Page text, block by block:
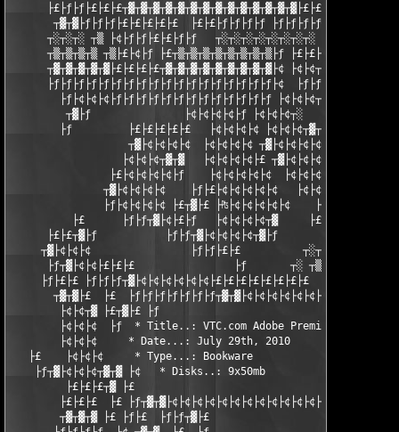
┬▓┬▓├ƒ├ƒ├ƒ├£├£├£├£├£  ├£├£├ƒ├ƒ├ƒ├ƒ
┬░┬░┬░ ┬▒ ├¢├ƒ├ƒ├£├£├ƒ├ƒ   ┬░┬░┬░┬░┬░┬░┬░┬░
┬▒┬▒┬▒┬▒ ┬▒├£├¢├ƒ ├£┬▒┬▒┬▒┬▒┬▒┬▒┬▒┬▒├ƒ ├£├£├£ ├ƒ┬▒┬▒┬▒
┬▓┬▓┬▓┬▓┬▓├£├£├£├£┬▓┬▓┬▓┬▓┬▓┬▓┬▓┬▓┬▓├¢ ├¢├¢┬▓┬▓┬▓
├ƒ├ƒ├ƒ├ƒ├ƒ├ƒ├ƒ├ƒ├ƒ├ƒ├ƒ├ƒ├ƒ├ƒ├ƒ├ƒ├ƒ├ƒ├¢  ├ƒ├ƒ├ƒ
├ƒ├¢├¢├¢├ƒ├ƒ├ƒ├ƒ├ƒ├ƒ├ƒ├ƒ├ƒ├ƒ├ƒ├ƒ├ƒ ├¢├¢├¢┬▓┬▓├ƒ ├£┬▓
┬▓├ƒ               ├¢├¢├¢├¢├ƒ ├¢├¢├¢┬░      ├£┬▓├¢
├ƒ         ├£├£├£├£├£   ├¢├¢├¢├¢ ├¢├¢├¢┬▓┬▓
┬▓├¢├¢├¢├¢  ├¢├¢├¢├¢ ┬▓├¢├¢├¢├¢┬░ ├£┬▓├£
├¢├¢├¢┬▓┬▓   ├¢├¢├¢├¢├£ ┬▓├¢├¢├¢┬▓  ├ƒ
├£├¢├¢├¢├¢├ƒ    ├¢├¢├¢├¢├¢  ├¢├¢├¢├¢├¢ ├£├¢├ƒ
┬▓├¢├¢├¢├¢    ├ƒ├£├¢├¢├¢├¢├¢   ├¢├¢├¢┬▓┬▓├ƒ
├ƒ├¢├¢├¢├¢ ├£┬▓├£ ├₧├¢├¢├¢├¢├¢    ├ƒ├ƒ├ƒ    ├£
├£      ├ƒ├ƒ┬▓├¢├£├ƒ   ├¢├¢├¢├¢┬▓     ├£├£   ├ƒ┬▓├ƒ
├£├£┬▓├ƒ           ├ƒ├ƒ┬▓├¢├¢├¢├¢┬▓├ƒ
┬▓├¢├¢├¢                ├ƒ├ƒ├£├£          ┬░┬░├ƒ├ƒ├ƒ
├ƒ┬▓├¢├¢├£├£├£                ├ƒ       ┬░ ┬▒┬▒ ┬░
├ƒ├£├£ ├ƒ├ƒ├ƒ┬▓├¢├¢├¢├¢├¢├¢├£├£├£├£├£├£├£├£
┬▓┬▓├£  ├£
        ├¢├¢┬▓ ├£┬▓├£ ├ƒ
        ├¢├¢├¢  ├ƒ  * Title..: VTC.com Adobe Premiere Pro CS5
        ├¢├¢├¢     * Date...: July 29th, 2010
   ├£    ├¢├¢├¢     * Type...: Bookware
    ├ƒ┬▓├¢├¢├¢┬▓┬▓ ├¢   * Disks..: 9x50mb
├£├£├£┬▓ ├£
├£├£├£  ├£
        ┬▓┬▓┬▓ ├£ ├ƒ├£  ├ƒ├ƒ┬▓├£